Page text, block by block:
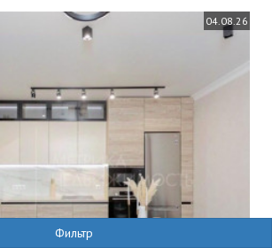
Фильтр
04.08.26